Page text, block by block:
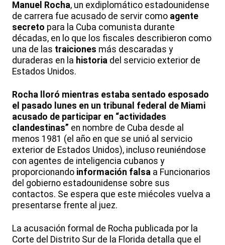
Manuel Rocha, un exdiplomático estadounidense
de carrera fue acusado de servir como agente
secreto para la Cuba comunista durante
décadas, en lo que los fiscales describieron como
una de las traiciones más descaradas y
duraderas en la historia del servicio exterior de
Estados Unidos.
Rocha lloró mientras estaba sentado esposado
el pasado lunes en un tribunal federal de Miami
acusado de participar en “actividades
clandestinas” en nombre de Cuba desde al
menos 1981 (el año en que se unió al servicio
exterior de Estados Unidos), incluso reuniéndose
con agentes de inteligencia cubanos y
proporcionando información falsa a Funcionarios
del gobierno estadounidense sobre sus
contactos. Se espera que este miécoles vuelva a
presentarse frente al juez.
La acusación formal de Rocha publicada por la
Corte del Distrito Sur de la Florida detalla que el